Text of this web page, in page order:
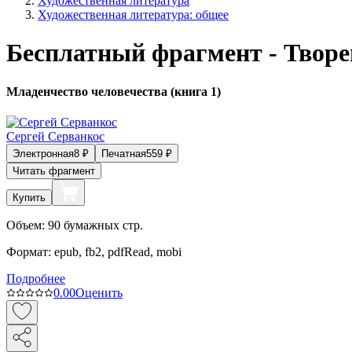
Художественная литература: общее
Бесплатный фрагмент -
Младенчество человечества (книга 1)
Сергей Серванкос
Электронная8 ₽ Печатная559 ₽
Читать фрагмент
Купить
Объем: 90 бумажных стр.
Формат: epub, fb2, pdfRead, mobi
Подробнее
0.00Оценить